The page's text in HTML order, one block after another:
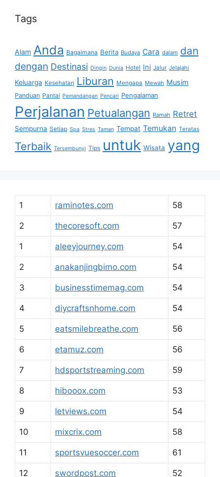
Tags
Alam Anda Bagaimana Berita Budaya Cara dalam dan
dengan Destinasi Dingin Dunia Hotel Ini Jalur Jelajahi
Keluarga Kesehatan Liburan Mengapa Mewah Musim
Panduan Pantai Pemandangan Pencari Pengalaman
Perjalanan Petualangan Ramah Retret
Sempurna Setiap Spa Stres Taman Tempat Temukan Teratas
Terbaik Tersembunyi Tips untuk Wisata yang
1 raminotes.com 58
2 thecoresoft.com 57
1 aleeyjourney.com 54
2 anakanjingbimo.com 54
3 businesstimemag.com 54
4 diycraftsnhome.com 54
5 eatsmilebreathe.com 56
6 etamuz.com 56
7 hdsportstreaming.com 59
8 hibooox.com 53
9 letviews.com 54
10 mixcrix.com 58
11 sportsvuesoccer.com 61
12 swordpost.com 52